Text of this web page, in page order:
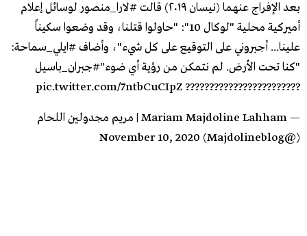
بعد الإفراج عنهما (نيسان ٢٠١٩) قالت #لارا_منصور لوسائل إعلام
أميركية محلية "لوكال 10": "حاولوا قتلنا، وقد وضعوا سكيناً
علينا... أجبروني على التوقيع على كل شيء"، وأضاف#ايلي_سماحة:
"كنا تحت الأرض. لم نتمكن من رؤية أي ضوء"#جبران_باسيل
????????????????????????
pic.twitter.com/7ntbCuCIpZ
— Mariam Majdoline Lahham | مريم مجدولين اللحام
(@Majdolineblog)
November 10, 2020